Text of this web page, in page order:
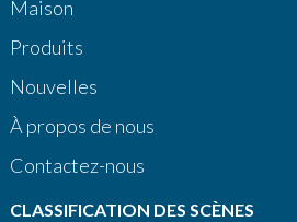
Maison
Produits
Nouvelles
À propos de nous
Contactez-nous
CLASSIFICATION DES SCÈNES